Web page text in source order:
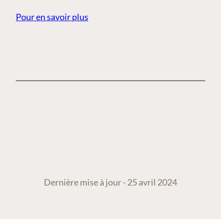
Pour en savoir plus
Dernière mise à jour - 25 avril 2024